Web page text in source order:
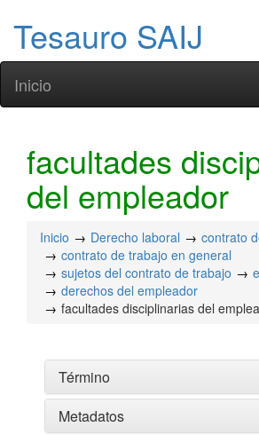
Tesauro SAIJ
Inicio
facultades
del empleador
Inicio Derecho laboral
contrato
contrato de trabajo en general
sujetos del contrato de trabajo
derechos del empleador
facultades disciplinarias del
Término
Metadatos